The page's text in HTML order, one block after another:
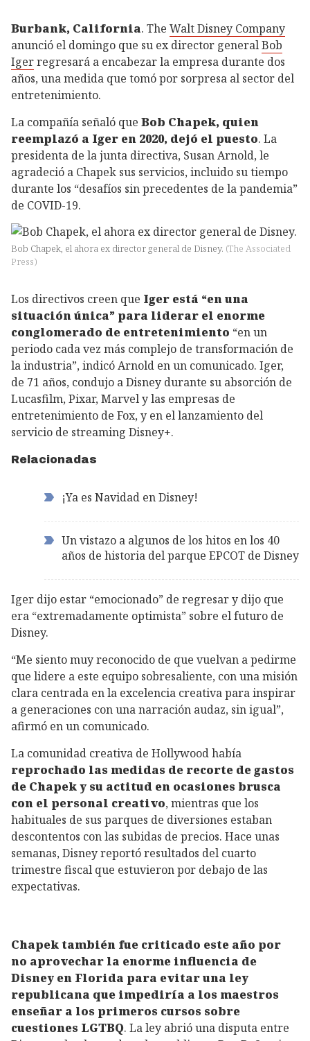
Burbank, California. The Walt Disney Company
anunció el domingo que su ex director generalBob
Igerregresará a encabezar la empresa durante dos
años, una medida que tomó por sorpresa al sector del
entretenimiento.
La compañía señaló que Bob Chapek, quien
reemplazó a Iger en 2020, dejó el puesto. La
presidenta de la junta directiva, Susan Arnold, le
agradeció a Chapek sus servicios, incluido su tiempo
durante los “desafíos sin precedentes de la pandemia”
de COVID-19.
Bob Chapek, el ahora ex director general de Disney. (The Associated
Press)
Los directivos creen que Iger está “en una
situación única” para liderar el enorme
conglomerado de entretenimiento “en un
periodo cada vez más complejo de transformación de
la industria”, indicó Arnold en un comunicado. Iger,
de 71 años, condujo a Disney durante su absorción de
Lucasfilm, Pixar, Marvel y las empresas de
entretenimiento de Fox, y en el lanzamiento del
servicio de streaming Disney+.
Relacionadas
¡Ya es Navidad en Disney!
Un vistazo a algunos de los hitos en los 40
años de historia del parque EPCOT de Disney
Iger dijo estar “emocionado” de regresar y dijo que
era “extremadamente optimista” sobre el futuro de
Disney.
“Me siento muy reconocido de que vuelvan a pedirme
que lidere a este equipo sobresaliente, con una misión
clara centrada en la excelencia creativa para inspirar
a generaciones con una narración audaz, sin igual”,
afirmó en un comunicado.
La comunidad creativa de Hollywood había
reprochado las medidas de recorte de gastos
de Chapek y su actitud en ocasiones brusca
con el personal creativo, mientras que los
habituales de sus parques de diversiones estaban
descontentos con las subidas de precios. Hace unas
semanas, Disney reportó resultados del cuarto
trimestre fiscal que estuvieron por debajo de las
expectativas.
Chapek también fue criticado este año por
no aprovechar la enorme influencia de
Disney en Florida para evitar una ley
republicana que impediría a los maestros
enseñar a los primeros cursos sobre
cuestiones LGTBQ. La ley abrió una disputa entre